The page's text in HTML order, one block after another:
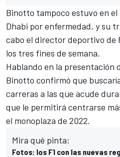
Binotto tampoco estuvo en el
Dhabi por enfermedad, y su
cabo el director deportivo de
los tres fines de semana.
Hablando en la presentación
Binotto confirmó que
carreras a las que acude
que le permitirá centrarse
el monoplaza de 2022.
Mira qué pinta:
Fotos: los F1 con las nuevas